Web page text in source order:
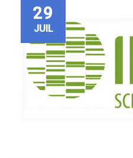
29
JUIL